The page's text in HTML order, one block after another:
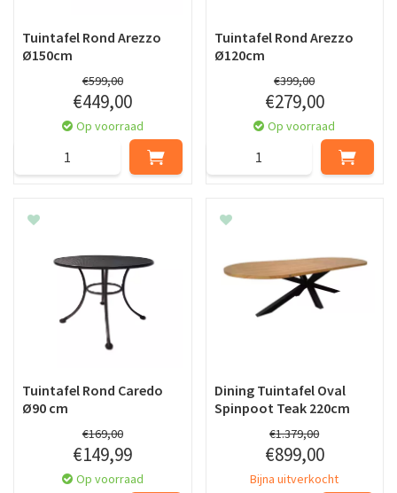
Tuintafel Rond Arezzo
Ø150cm
€599,00
€449,00
Op voorraad
Tuintafel Rond Arezzo
Ø120cm
€399,00
€279,00
Op voorraad
Tuintafel Rond Caredo
Ø90 cm
€169,00
€149,99
Op voorraad
Dining Tuintafel Oval
Spinpoot Teak 220cm
€1.379,00
€899,00
Bijna uitverkocht